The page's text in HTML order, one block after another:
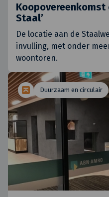
Koopovereenkomst
Staal’
De locatie aan de
invulling, met onder
woontoren.
Duurzaam en circulair